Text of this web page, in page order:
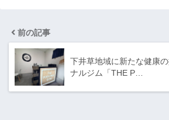
前の記事
下井草地域に新たな健康
ナルジム「THE P…